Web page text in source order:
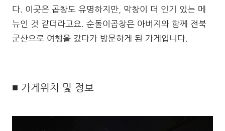
다. 이곳은 곱창도 유명하지만, 막창이 더 인기 있는 메
뉴인 것 같더라고요. 순돌이곱창은 아버지와 함께 전북
군산으로 여행을 갔다가 방문하게 된 가게입니다.
■ 가게위치 및 정보